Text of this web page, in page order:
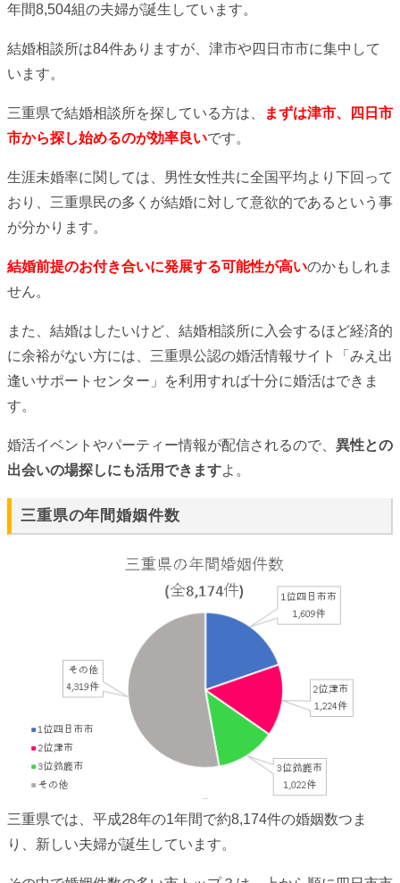
年間8,504組の夫婦が誕生しています。
結婚相談所は84件ありますが、津市や四日市市に集中して
います。
三重県で結婚相談所を探している方は、
まずは津市、四日市
市から探し始めるのが効率良いです。
生涯未婚率に関しては、男性女性共に全国平均より下回って
おり、三重県民の多くが結婚に対して意欲的であるという事
が分かります。
結婚前提のお付き合いに発展する可能性が高いのかもしれま
せん。
また、結婚はしたいけど、結婚相談所に入会するほど経済的
に余裕がない方には、三重県公認の婚活情報サイト「みえ出
逢いサポートセンター」を利用すれば十分に婚活はできま
す。
婚活イベントやパーティー情報が配信されるので、 異性との
出会いの場探しにも活用できますよ。
三重県の年間婚姻件数
三重県では、平成28年の1年間で約8,174件の婚姻数つま
り、新しい夫婦が誕生しています。